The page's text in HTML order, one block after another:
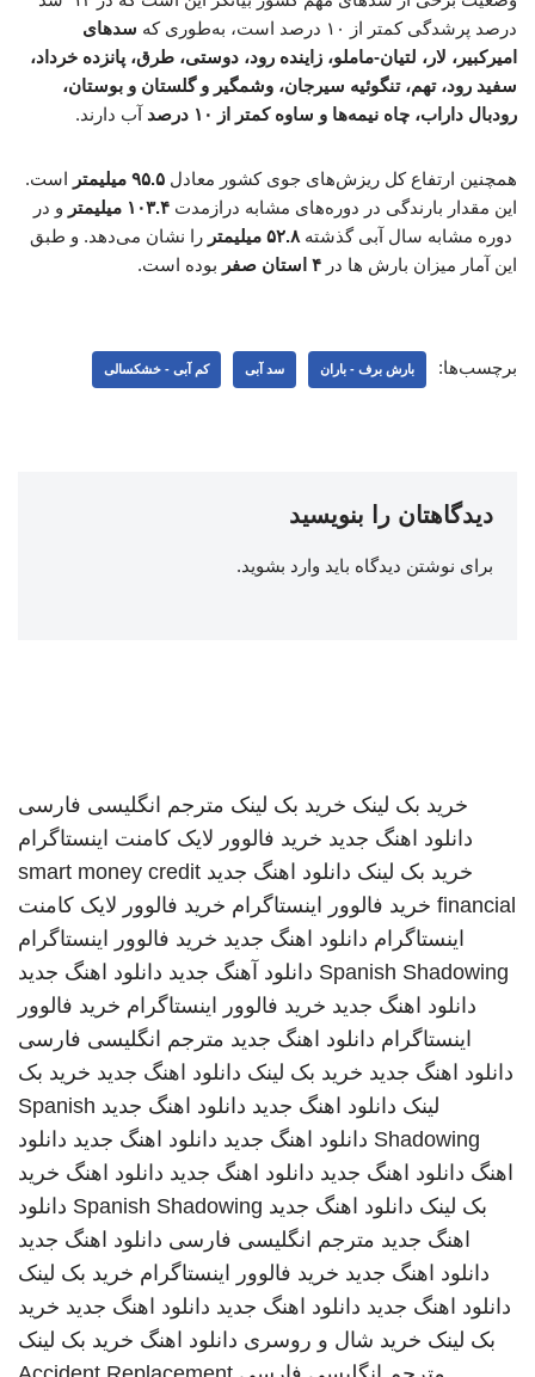
درصد پرشدگی کمتر از ۱۰ درصد است، به‌طوری‌ که
سدهای
امیرکبیر، لار، لتیان-ماملو، زاینده رود، دوستی، طرق، پانزده خرداد،
سفید رود، تهم، تنگوئیه سیرجان، وشمگیر و گلستان و بوستان،
رودبال داراب، چاه نیمه‌ها و ساوه کمتر از ۱۰ درصد
آب دارند.
همچنین ارتفاع کل ریزش‌های جوی کشور معادل
است.
این مقدار بارندگی در دوره‌های مشابه درازمدت
و در
دوره مشابه سال آبی گذشته
را نشان می‌دهد. و طبق
این آمار میزان بارش ها در ۴ استان صفر بوده است.
برچسب‌ها: بارش برف - باران سد آبی کم آبی - خشکسالی
دیدگاهتان را بنویسید
برای نوشتن دیدگاه باید وارد بشوید.
خرید بک لینک خرید بک لینک مترجم انگلیسی فارسی
دانلود اهنگ جدید خرید فالوور لایک کامنت اینستاگرام
خرید بک لینک دانلود اهنگ جدید smart money credit
financial خرید فالوور اینستاگرام خرید فالوور لایک کامنت
اینستاگرام دانلود اهنگ جدید خرید فالوور اینستاگرام
Spanish Shadowing دانلود آهنگ جدید دانلود اهنگ جدید
دانلود اهنگ جدید خرید فالوور اینستاگرام خرید فالوور
اینستاگرام دانلود اهنگ جدید مترجم انگلیسی فارسی
دانلود اهنگ جدید خرید بک لینک دانلود اهنگ جدید خرید بک
لینک دانلود اهنگ جدید دانلود اهنگ جدید Spanish
Shadowing دانلود اهنگ جدید دانلود اهنگ جدید دانلود
اهنگ دانلود اهنگ جدید دانلود اهنگ جدید دانلود اهنگ خرید
بک لینک دانلود اهنگ جدید Spanish Shadowing دانلود
اهنگ جدید مترجم انگلیسی فارسی دانلود اهنگ جدید
دانلود اهنگ جدید خرید فالوور اینستاگرام خرید بک لینک
دانلود اهنگ جدید دانلود اهنگ جدید دانلود اهنگ جدید خرید
بک لینک خرید شال و روسری دانلود اهنگ خرید بک لینک